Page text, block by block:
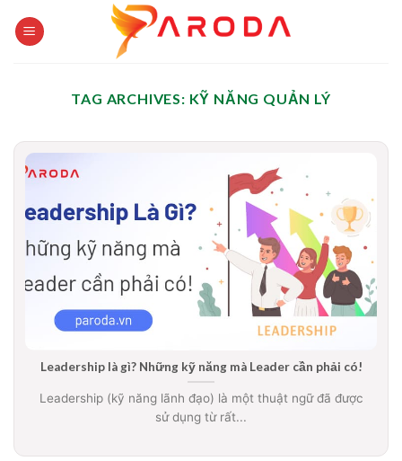
TAG ARCHIVES: KỸ NĂNG QUẢN LÝ
Leadership là gì? Những kỹ năng mà Leader cần phải có!
Leadership (kỹ năng lãnh đạo) là một thuật ngữ đã được
sử dụng từ rất...